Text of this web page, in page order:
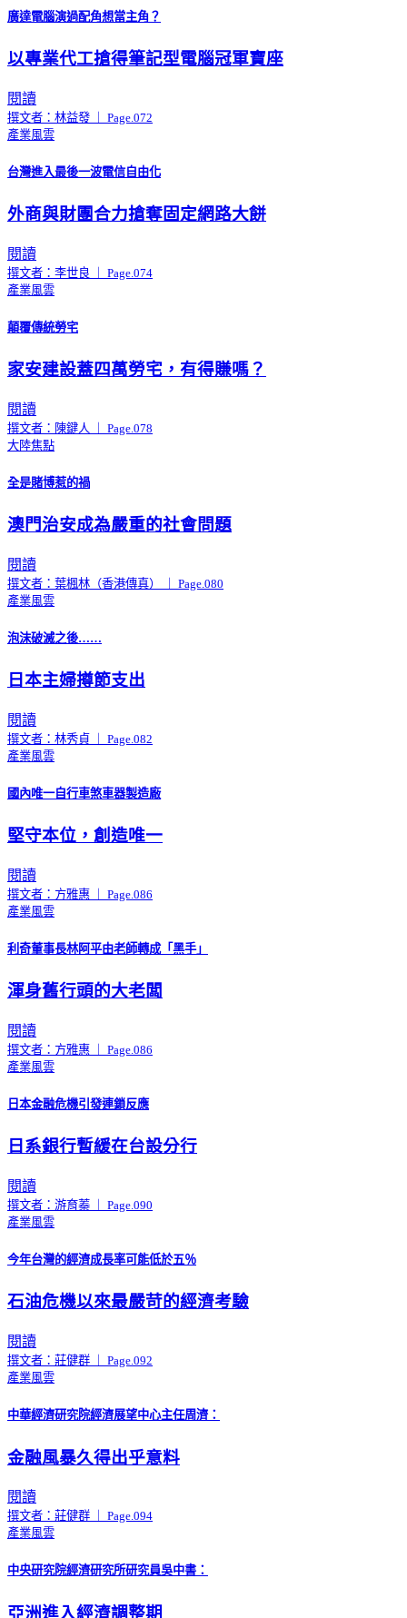
廣達電腦演過配角想當主角？
以專業代工搶得筆記型電腦冠軍寶座
閱讀
撰文者：林益發 ｜ Page.072
產業風雲
台灣進入最後一波電信自由化
外商與財團合力搶奪固定網路大餅
閱讀
撰文者：李世良 ｜ Page.074
產業風雲
顛覆傳統勞宅
家安建設蓋四萬勞宅，有得賺嗎？
閱讀
撰文者：陳鍵人 ｜ Page.078
大陸焦點
全是賭博惹的禍
澳門治安成為嚴重的社會問題
閱讀
撰文者：葉楓林（香港傳真） ｜ Page.080
產業風雲
泡沫破滅之後……
日本主婦撙節支出
閱讀
撰文者：林秀貞 ｜ Page.082
產業風雲
國內唯一自行車煞車器製造廠
堅守本位，創造唯一
閱讀
撰文者：方雅惠 ｜ Page.086
產業風雲
利奇董事長林阿平由老師轉成「黑手」
渾身舊行頭的大老闆
閱讀
撰文者：方雅惠 ｜ Page.086
產業風雲
日本金融危機引發連鎖反應
日系銀行暫緩在台設分行
閱讀
撰文者：游育蓁 ｜ Page.090
產業風雲
今年台灣的經濟成長率可能低於五％
石油危機以來最嚴苛的經濟考驗
閱讀
撰文者：莊健群 ｜ Page.092
產業風雲
中華經濟研究院經濟展望中心主任周濟：
金融風暴久得出乎意料
閱讀
撰文者：莊健群 ｜ Page.094
產業風雲
中央研究院經濟研究所研究員吳中書：
亞洲進入經濟調整期